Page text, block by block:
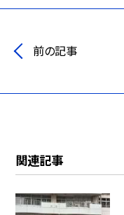
前の記事
関連記事